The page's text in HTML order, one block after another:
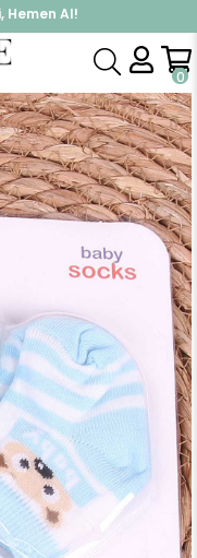
Hemen Al!
Hemen Üye Ol!
0